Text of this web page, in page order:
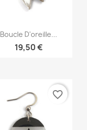
Aperçu rapide
Boucle D'oreille...
19,50 €
favorite_border